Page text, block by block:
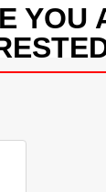
YOU